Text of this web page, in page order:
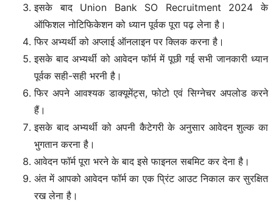
इसके बाद Union Bank SO Recruitment 2024 के
ऑफिशल नोटिफिकेशन को ध्यान पूर्वक पूरा पढ़ लेना है।
फिर अभ्यर्थी को अप्लाई ऑनलाइन पर क्लिक करना है।
इसके बाद अभ्यर्थी को आवेदन फॉर्म में पूछी गई सभी जानकारी ध्यान
पूर्वक सही-सही भरनी है।
फिर अपने आवश्यक डाक्यूमेंट्स, फोटो एवं सिग्नेचर अपलोड करने
हैं।
इसके बाद अभ्यर्थी को अपनी कैटेगरी के अनुसार आवेदन शुल्क का
भुगतान करना है।
आवेदन फॉर्म पूरा भरने के बाद इसे फाइनल सबमिट कर देना है।
अंत में आपको आवेदन फॉर्म का एक प्रिंट आउट निकाल कर सुरक्षित
रख लेना है।